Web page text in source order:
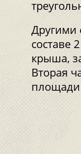
Другими
составе
крыша,
Вторая